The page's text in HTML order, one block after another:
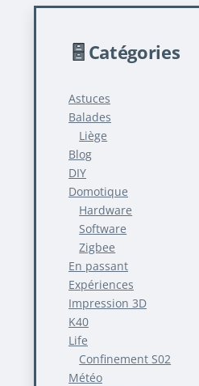
Catégories
Astuces
Balades
Liège
Blog
DIY
Domotique
Hardware
Software
Zigbee
En passant
Expériences
Impression 3D
K40
Life
Confinement S02
Météo